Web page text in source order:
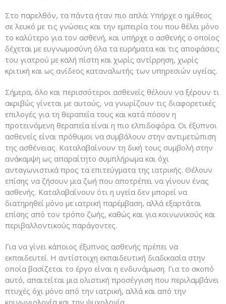
Στο παρελθόν, τα πάντα ήταν πιο απλά: Υπήρχε ο ημίθεος
σε λευκό με τις γνώσεις και την εμπειρία του που θέλει μόνο
το καλύτερο για τον ασθενή, και υπήρχε ο ασθενής ο οποίος
δέχεται με ευγνωμοσύνη όλα τα ευρήματα και τις αποφάσεις
του γιατρού με καλή πίστη και χωρίς αντίρρηση, χωρίς
κριτική και ως ανίδεος καταναλωτής των υπηρεσιών υγείας.
Σήμερα, όλο και περισσότεροι ασθενείς θέλουν να ξέρουν τι
ακριβώς γίνεται με αυτούς, να γνωρίζουν τις διαφορετικές
επιλογές για τη θεραπεία τους και κατά πόσον η
προτεινόμενη θεραπεία είναι η πιο ελπιδοφόρα. Οι έξυπνοι
ασθενείς είναι πρόθυμοι να συμβάλουν στην αντιμετώπιση
της ασθένειας. Καταλαβαίνουν τη δική τους συμβολή στην
ανάκαμψη ως απαραίτητο συμπλήρωμα και όχι
ανταγωνιστικά προς τα επιτεύγματα της ιατρικής. Θέλουν
επίσης να ζήσουν μια ζωή που αποτρέπει να γίνουν ένας
ασθενής. Καταλαβαίνουν ότι η υγεία δεν μπορεί να
διατηρηθεί μόνο με ιατρική παρέμβαση, αλλά εξαρτάται
επίσης από τον τρόπο ζωής, καθώς και για κοινωνικούς και
περιβαλλοντικούς παράγοντες.
Για να γίνει κάποιος έξυπνος ασθενής πρέπει να
εκπαιδευτεί. Η αντίστοιχη εκπαιδευτική διαδικασία στην
οποία βασίζεται το έργο είναι η ενδυνάμωση. Για το σκοπό
αυτό, απαιτείται μια ολιστική προσέγγιση που περιλαμβάνει
πτυχές όχι μόνο από την ιατρική, αλλά και από την